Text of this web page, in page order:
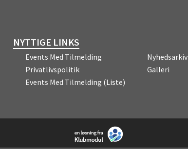
NYTTIGE LINKS
Events Med Tilmelding Nyhedsarkiv
Privatlivspolitik
Galleri
Events Med Tilmelding (liste)